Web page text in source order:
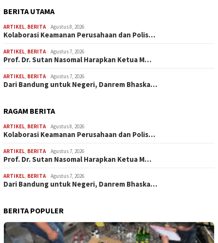
BERITA UTAMA
ARTIKEL, BERITA Agustus 8, 2026
Kolaborasi Keamanan Perusahaan dan Polis…
ARTIKEL, BERITA Agustus 7, 2026
Prof. Dr. Sutan Nasomal Harapkan Ketua M…
ARTIKEL, BERITA Agustus 7, 2026
Dari Bandung untuk Negeri, Danrem Bhaska…
RAGAM BERITA
ARTIKEL, BERITA Agustus 8, 2026
Kolaborasi Keamanan Perusahaan dan Polis…
ARTIKEL, BERITA Agustus 7, 2026
Prof. Dr. Sutan Nasomal Harapkan Ketua M…
ARTIKEL, BERITA Agustus 7, 2026
Dari Bandung untuk Negeri, Danrem Bhaska…
BERITA POPULER